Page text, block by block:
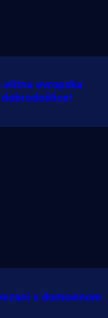
elitna evropska
s domovinom